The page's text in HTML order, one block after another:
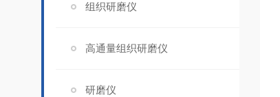
组织研磨仪
高通量组织研磨仪
研磨仪